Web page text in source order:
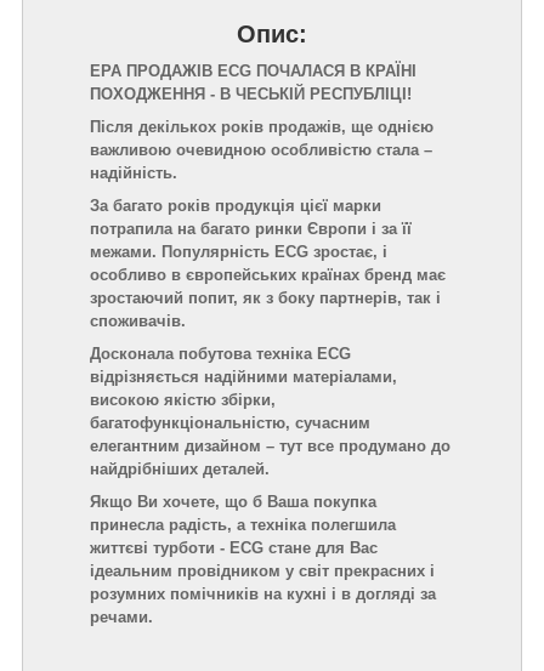
Опис:
ЕРА ПРОДАЖІВ ECG ПОЧАЛАСЯ В КРАЇНІ
ПОХОДЖЕННЯ - В ЧЕСЬКІЙ РЕСПУБЛІЦІ!
Після декількох років продажів, ще однією
важливою очевидною особливістю стала –
надійність.
За багато років продукція цієї марки
потрапила на багато ринки Європи і за її
межами. Популярність ECG зростає, і
особливо в європейських країнах бренд має
зростаючий попит, як з боку партнерів, так і
споживачів.
Досконала побутова техніка ECG
відрізняється надійними матеріалами,
високою якістю збірки,
багатофункціональністю, сучасним
елегантним дизайном – тут все продумано до
найдрібніших деталей.
Якщо Ви хочете, що б Ваша покупка
принесла радість, а техніка полегшила
життєві турботи - ECG стане для Вас
ідеальним провідником у світ прекрасних і
розумних помічників на кухні і в догляді за
речами.